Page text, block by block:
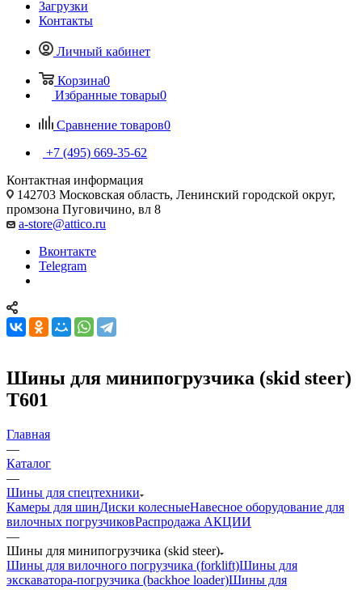
Загрузки
Контакты
Личный кабинет
Корзина0
Избранные товары0
Сравнение товаров0
+7 (495) 669-35-62
Контактная информация
142703 Московская область, Ленинский городской округ,
промзона Пуговичино, вл 8
a-store@attico.ru
Вконтакте
Telegram
Шины для минипогрузчика (skid steer)
T601
Главная
—
Каталог
—
Шины для спецтехники
Камеры для шинДиски колесныеНавесное оборудование для
вилочных погрузчиковРаспродажа АКЦИИ
—
Шины для минипогрузчика (skid steer)
Шины для вилочного погрузчика (forklift)Шины для
экскаватора-погрузчика (backhoe loader)Шины для